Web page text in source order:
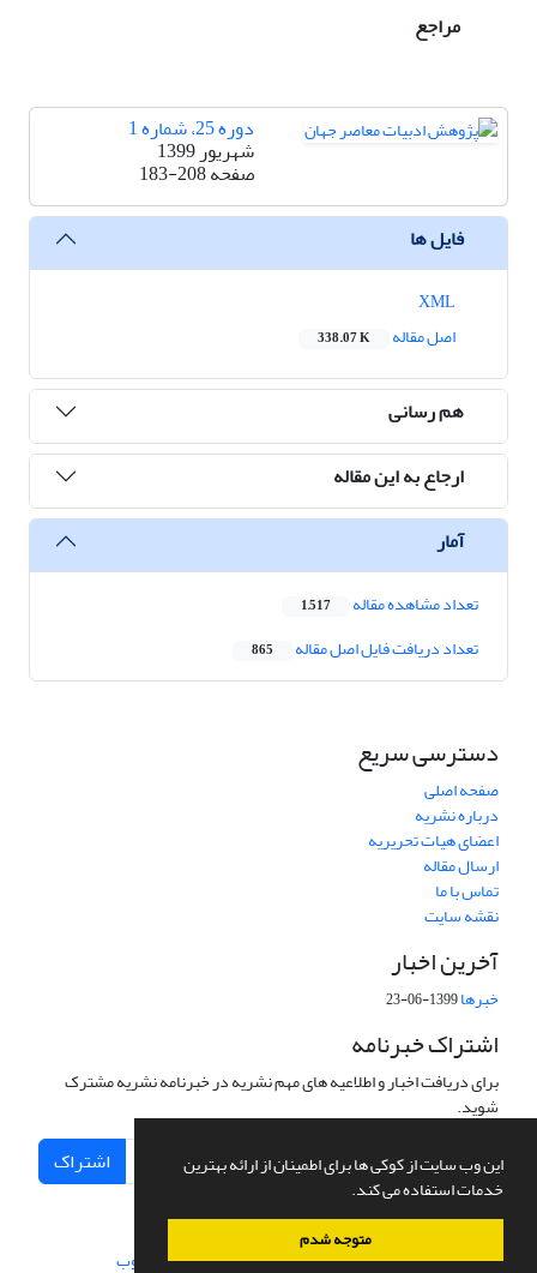
این وب سایت از کوکی ها برای اطمینان از ارائه بهترین
خدمات استفاده می کند.
متوجه شدم
مراجع
دوره 25، شماره 1
شهریور 1399
صفحه183-208
فایل ها
اصل مقاله
338.07 K
هم رسانی
ارجاع به این مقاله
آمار
تعداد مشاهده مقاله 1,517
تعداد دریافت فایل اصل مقاله 865
دسترسی سریع
صفحه اصلی
درباره نشریه
اعضای هیات تحریریه
ارسال مقاله
تماس با ما
نقشه سایت
آخرین اخبار
خبرها1399-06-23
اشتراک خبرنامه
برای دریافت اخبار و اطلاعیه های مهم نشریه در خبرنامه نشریه مشترک
شوید.
اشتراک
سامانه مدیریت نشریات علمی.طراحی و پیاده سازی از سیناوب